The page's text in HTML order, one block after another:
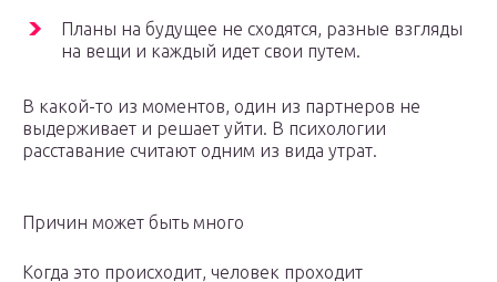
Планы на будущее не сходятся, разные взгляды
на вещи и каждый идет свои путем.
В какой-то из моментов, один из партнеров не
выдерживает и решает уйти. В психологии
расставание считают одним из вида утрат.
Причин может быть много
Когда это происходит, человек проходит